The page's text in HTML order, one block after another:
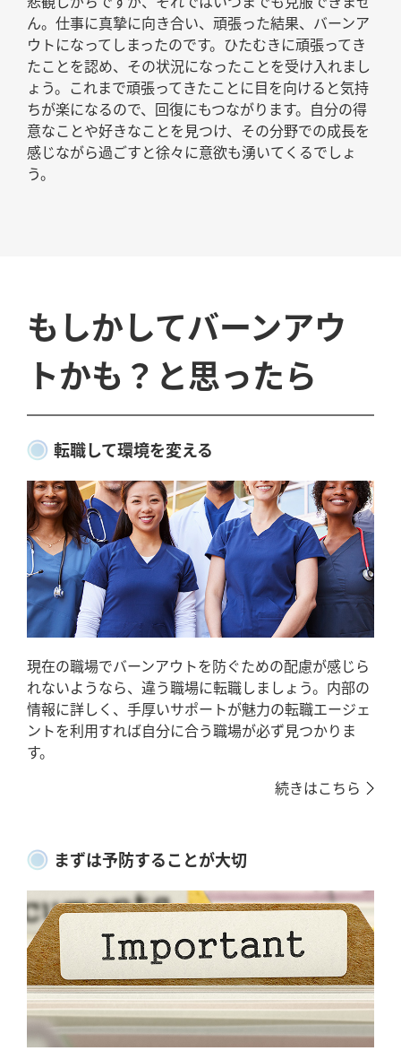
ん。仕事に真摯に向き合い、頑張った結果、バーンア
ウトになってしまったのです。ひたむきに頑張ってき
たことを認め、その状況になったことを受け入れまし
ょう。これまで頑張ってきたことに目を向けると気持
ちが楽になるので、回復にもつながります。自分の得
意なことや好きなことを見つけ、その分野での成長を
感じながら過ごすと徐々に意欲も湧いてくるでしょ
う。
もしかしてバーンアウ
トかも？と思ったら
転職して環境を変える
現在の職場でバーンアウトを防ぐための配慮が感じら
れないようなら、違う職場に転職しましょう。内部の
情報に詳しく、手厚いサポートが魅力の転職エージェ
ントを利用すれば自分に合う職場が必ず見つかりま
す。
続きはこちら
まずは予防することが大切